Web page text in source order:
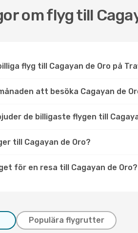
om flyg till
flyg till Cagayan de Oro på
att besöka Cagayan de
de billigaste flygen till
till Cagayan de Oro?
för en resa till Cagayan de Oro?
Populära flygrutter